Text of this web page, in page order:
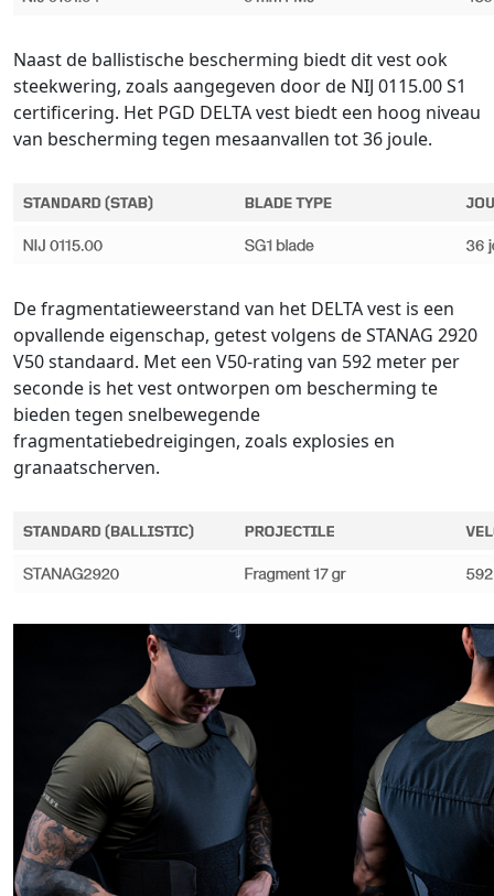
Naast de ballistische bescherming biedt dit vest ook
steekwering, zoals aangegeven door de NIJ 0115.00 S1
certificering. Het PGD DELTA vest biedt een hoog niveau
van bescherming tegen mesaanvallen tot 36 joule.
De fragmentatieweerstand van het DELTA vest is een
opvallende eigenschap, getest volgens de STANAG 2920
V50 standaard. Met een V50-rating van 592 meter per
seconde is het vest ontworpen om bescherming te
bieden tegen snelbewegende
fragmentatiebedreigingen, zoals explosies en
granaatscherven.